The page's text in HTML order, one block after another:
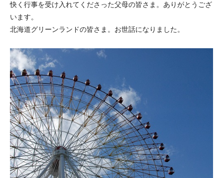
快く行事を受け入れてくださった父母の皆さま。ありがとうござ
います。
北海道グリーンランドの皆さま。お世話になりました。